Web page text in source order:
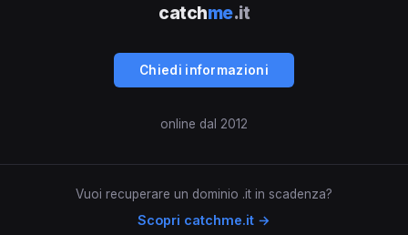
catchme.it
Chiedi informazioni
online dal 2012
Vuoi recuperare un dominio .it in scadenza?
Scopri catchme.it →